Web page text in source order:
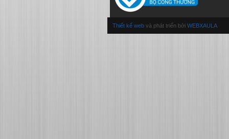
Thiết kế web và phát triển bởi WEBXAULA